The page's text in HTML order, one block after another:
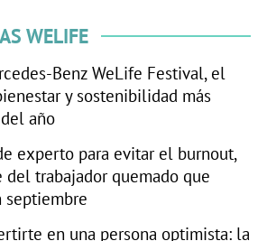
WELIFE
Benz WeLife Festival, el
y sostenibilidad más
año
experto para evitar el burnout,
del trabajador quemado que
septiembre
en una persona optimista: la